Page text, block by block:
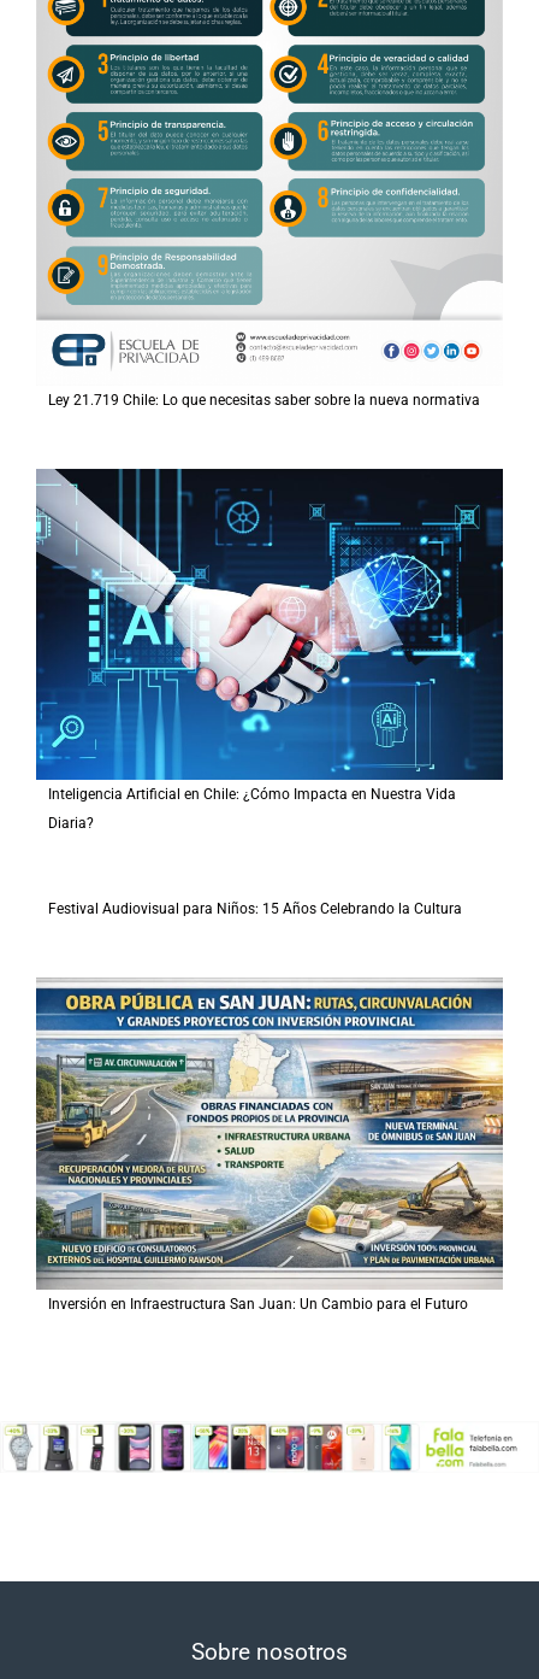
Ley 21.719 Chile: Lo que necesitas saber sobre la nueva normativa
Inteligencia Artificial en Chile: ¿Cómo Impacta en Nuestra Vida
Diaria?
Festival Audiovisual para Niños: 15 Años Celebrando la Cultura
Inversión en Infraestructura San Juan: Un Cambio para el Futuro
Sobre nosotros